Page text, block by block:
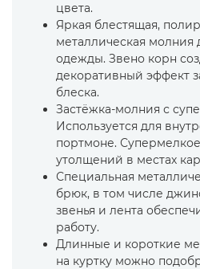
цвета.
Яркая блестящая,
металлическая молния
одежды. Звено корн
декоративный эффект
блеска.
Застёжка-молния с
Используется для
портмоне.
утолщений в местах
Специальная
брюк, в том числе
звенья и лента
работу.
Длинные и короткие
на куртку можно